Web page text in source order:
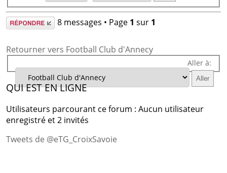
Répondre 8 messages • Page 1 sur 1
Retourner vers Football Club d'Annecy
Aller à:
QUI EST EN LIGNE
Utilisateurs parcourant ce forum : Aucun utilisateur
enregistré et 2 invités
Tweets de @eTG_CroixSavoie